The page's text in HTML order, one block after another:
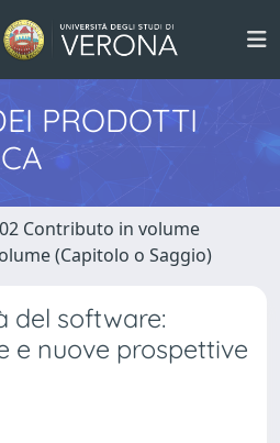
PRODOTTI
02 Contributo in volume
(Capitolo o Saggio)
del software:
e nuove prospettive